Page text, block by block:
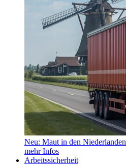
Neu: Maut in den Niederlanden
mehr Infos
Arbeitssicherheit